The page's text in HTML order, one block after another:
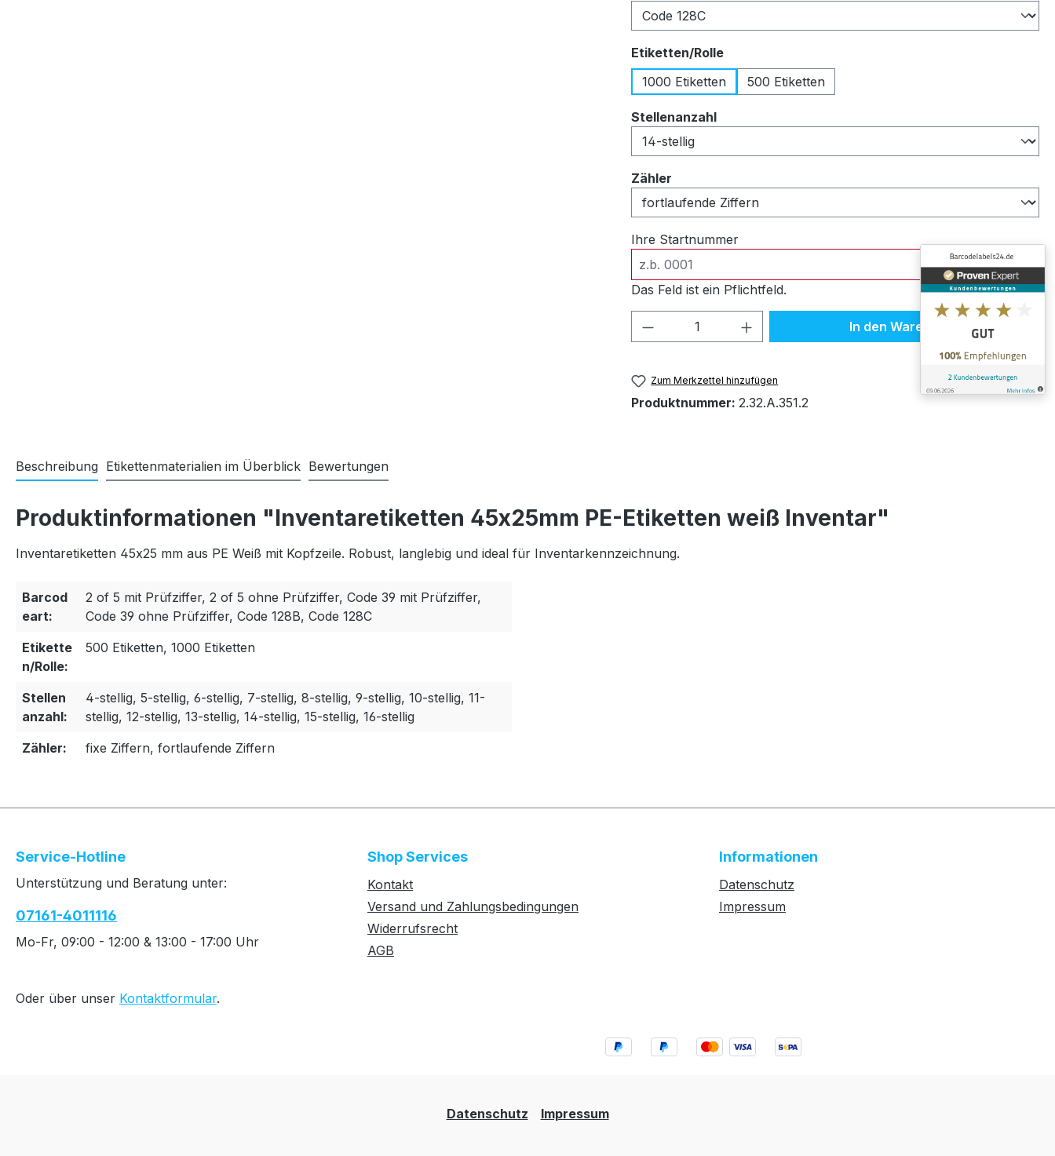
Etiketten/Rolleauswählen
1000 Etiketten
500 Etiketten
Stellenanzahlauswählen
Zähler
Ihre Startnummer
Das Feld ist ein Pflichtfeld.
Produkt Anzahl: Gib den gewünschten Wert
In den Warenkorb
Zum Merkzettel hinzufügen
Produktnummer: 2.32.A.351.2
Beschreibung Etikettenmaterialien im Überblick Bewertungen
Produktinformationen "Inventaretiketten 45x25mm PE-Etiketten weiß Inventar"
Inventaretiketten 45x25 mm aus PE Weiß mit Kopfzeile. Robust, langlebig und ideal für Inventarkennzeichnung.
Barcod
eart:
2 of 5 mit Prüfziffer, 2 of 5 ohne Prüfziffer, Code 39 mit Prüfziffer,
Code 39 ohne Prüfziffer, Code 128B, Code 128C
Etikette
n/Rolle:
500 Etiketten, 1000 Etiketten
Stellen
anzahl:
4-stellig, 5-stellig, 6-stellig, 7-stellig, 8-stellig, 9-stellig, 10-stellig, 11-
stellig, 12-stellig, 13-stellig, 14-stellig, 15-stellig, 16-stellig
Zähler:
fixe Ziffern, fortlaufende Ziffern
Service-Hotline
Unterstützung und Beratung unter:
07161-4011116
Mo-Fr, 09:00 - 12:00 & 13:00 - 17:00 Uhr
Oder über unser Kontaktformular.
Shop Services
Kontakt
Versand und Zahlungsbedingungen
Widerrufsrecht
AGB
Informationen
Datenschutz
Impressum
Datenschutz Impressum